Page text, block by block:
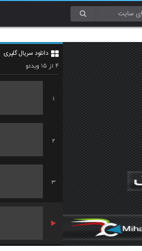
دانلود سریال گلپری
۴ از ۱۵ ویدئو
1
2
3